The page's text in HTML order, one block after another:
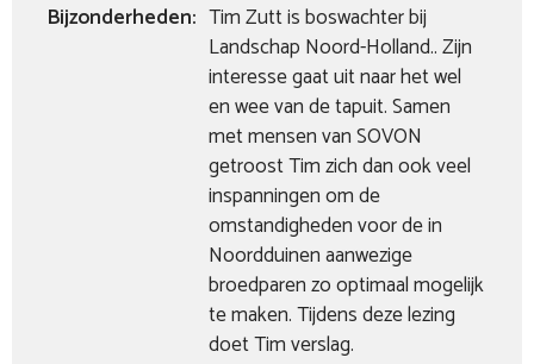
Bijzonderheden: Tim Zutt is boswachter bij
Landschap Noord-Holland.. Zijn
interesse gaat uit naar het wel
en wee van de tapuit. Samen
met mensen van SOVON
getroost Tim zich dan ook veel
inspanningen om de
omstandigheden voor de in
Noordduinen aanwezige
broedparen zo optimaal mogelijk
te maken. Tijdens deze lezing
doet Tim verslag.